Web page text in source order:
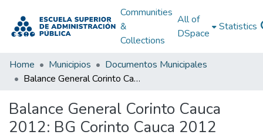
Communities
&
Collections
All of
DSpace
Statistics
Home Municipios
Documentos Municipales
Balance General Corinto Cauca 2012: BG Corinto Cauca 2012
Balance General Corinto Cauca
2012: BG Corinto Cauca 2012